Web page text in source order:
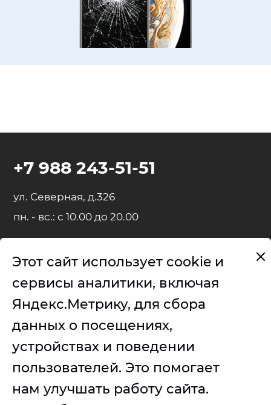
ул. Северная, д.326
пн. - вс.: с 10.00 до 20.00
+7 988 243-51-51
правомерной информационной и описательной целью.
iPhone, iPad, MacBook, iMac, Apple Watch, AirPods - правообладатель
Apple Inc. (Эпл Инк.);
Samsung – правообладатель Samsung Electronics Co. Ltd. (Самсунг
Электроникс Ко., Лтд.);
Товарные знаки используется с целью описания товара, в
отношении которых производятся услуги по ремонту сервисным
Услуги оказываются в неавторизованном сервисном центре, не
связанными с компаниями Правообладателями товарных знаков и/
Этот сайт использует cookie и
сервисы аналитики, включая
Яндекс.Метрику, для сбора
данных о посещениях,
устройствах и поведении
пользователей. Это помогает
нам улучшать работу сайта.